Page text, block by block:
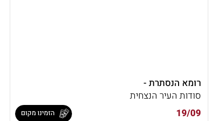
19/09
רומא הנסתרת -
סודות העיר הנצחית
הזמינו מקום